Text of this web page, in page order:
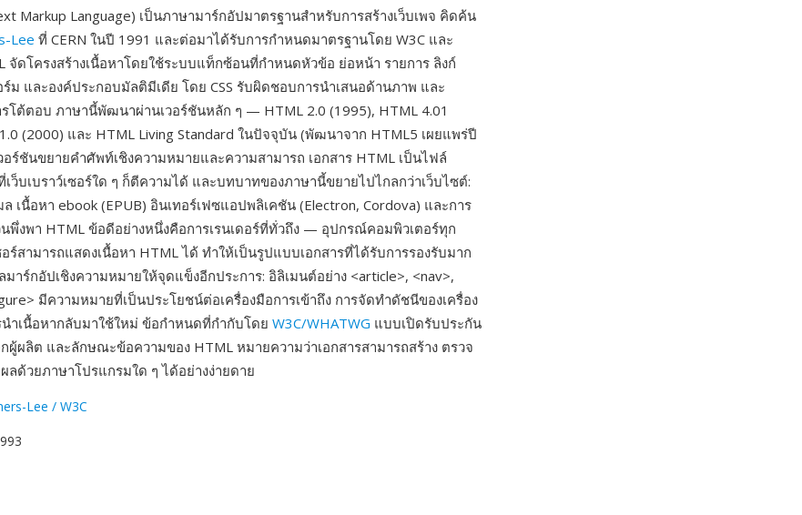
Markup Language) เป็นภาษามาร์กอัปมาตรฐานสำหรับการสร้างเว็บเพจ คิดค้น
Lee ที่ CERN ในปี 1991 และต่อมาได้รับการกำหนดมาตรฐานโดย W3C และ
จัดโครงสร้างเนื้อหาโดยใช้ระบบแท็กซ้อนที่กำหนดหัวข้อ ย่อหน้า รายการ ลิงก์
ม และองค์ประกอบมัลติมีเดีย โดย CSS รับผิดชอบการนำเสนอด้านภาพ และ
รโต้ตอบ ภาษานี้พัฒนาผ่านเวอร์ชันหลัก ๆ — HTML 2.0 (1995), HTML 4.01
(2000) และ HTML Living Standard ในปัจจุบัน (พัฒนาจาก HTML5 เผยแพร่ปี
ร์ชันขยายคำศัพท์เชิงความหมายและความสามารถ เอกสาร HTML เป็นไฟล์
ว็บเบราว์เซอร์ใด ๆ ก็ตีความได้ และบทบาทของภาษานี้ขยายไปไกลกว่าเว็บไซต์:
เนื้อหา ebook (EPUB) อินเทอร์เฟซแอปพลิเคชัน (Electron, Cordova) และการ
นพึ่งพา HTML ข้อดีอย่างหนึ่งคือการเรนเดอร์ที่ทั่วถึง — อุปกรณ์คอมพิวเตอร์ทุก
อร์สามารถแสดงเนื้อหา HTML ได้ ทำให้เป็นรูปแบบเอกสารที่ได้รับการรองรับมาก
าร์กอัปเชิงความหมายให้จุดแข็งอีกประการ: อิลิเมนต์อย่าง <article>, <nav>,
มีความหมายที่เป็นประโยชน์ต่อเครื่องมือการเข้าถึง การจัดทำดัชนีของเครื่อง
ำเนื้อหากลับมาใช้ใหม่ ข้อกำหนดที่กำกับโดย W3C/WHATWG แบบเปิดรับประกัน
ผู้ผลิต และลักษณะข้อความของ HTML หมายความว่าเอกสารสามารถสร้าง ตรวจ
ลด้วยภาษาโปรแกรมใด ๆ ได้อย่างง่ายดาย
Lee / W3C